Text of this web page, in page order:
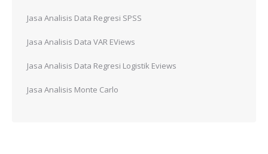
Jasa Analisis Data Regresi SPSS
Jasa Analisis Data VAR EViews
Jasa Analisis Data Regresi Logistik Eviews
Jasa Analisis Monte Carlo